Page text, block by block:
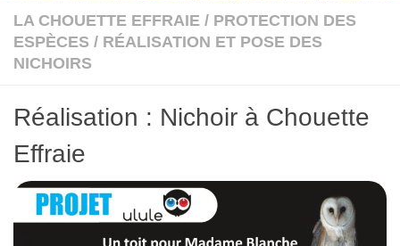
LA CHOUETTE EFFRAIE / PROTECTION DES
ESPÈCES / RÉALISATION ET POSE DES
NICHOIRS
Réalisation : Nichoir à Chouette
Effraie